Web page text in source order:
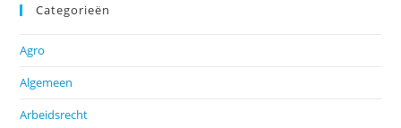
Categorieën
Agro
Algemeen
Arbeidsrecht